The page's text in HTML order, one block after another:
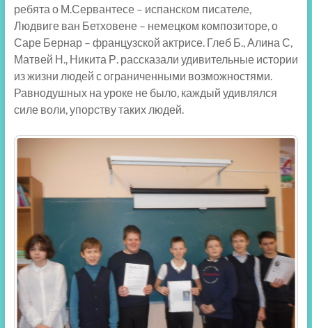
ребята о М.Сервантесе – испанском писателе,
Людвиге ван Бетховене – немецком композиторе, о
Саре Бернар – французской актрисе. Глеб Б., Алина С,
Матвей Н., Никита Р. рассказали удивительные истории
из жизни людей с ограниченными возможностями.
Равнодушных на уроке не было, каждый удивлялся
силе воли, упорству таких людей.